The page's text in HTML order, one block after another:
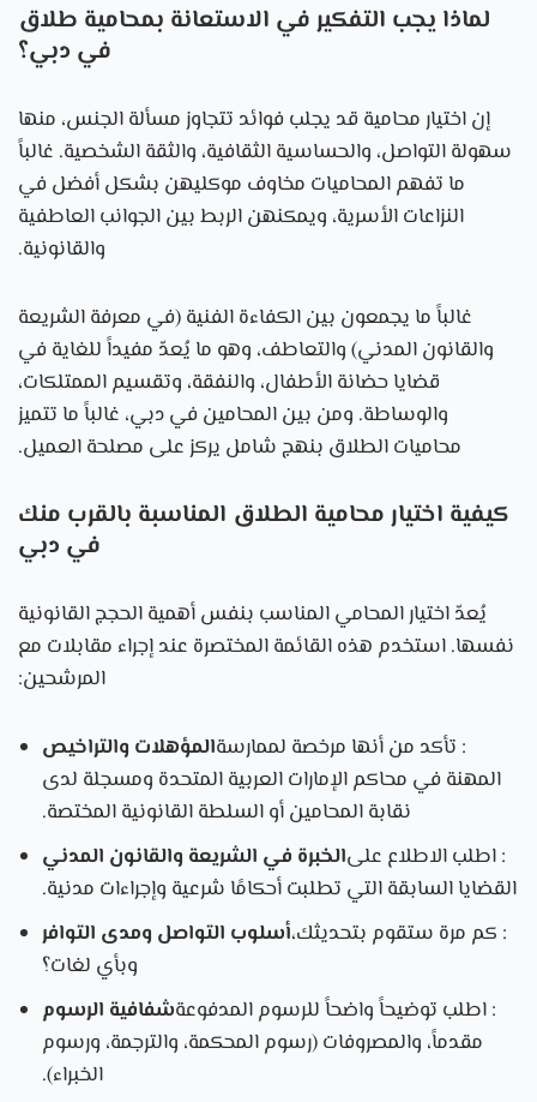
لماذا يجب التفكير في الاستعانة بمحامية طلاق
في دبي؟
إن اختيار محامية قد يجلب فوائد تتجاوز مسألة الجنس، منها
سهولة التواصل، والحساسية الثقافية، والثقة الشخصية. غالباً
ما تفهم المحاميات مخاوف موكليهن بشكل أفضل في
النزاعات الأسرية، ويمكنهن الربط بين الجوانب العاطفية
والقانونية.
غالباً ما يجمعون بين الكفاءة الفنية (في معرفة الشريعة
والقانون المدني) والتعاطف، وهو ما يُعدّ مفيداً للغاية في
قضايا حضانة الأطفال، والنفقة، وتقسيم الممتلكات،
والوساطة. ومن بين المحامين في دبي، غالباً ما تتميز
محاميات الطلاق بنهج شامل يركز على مصلحة العميل.
كيفية اختيار محامية الطلاق المناسبة بالقرب منك
في دبي
يُعدّ اختيار المحامي المناسب بنفس أهمية الحجج القانونية
نفسها. استخدم هذه القائمة المختصرة عند إجراء مقابلات مع
المرشحين:
المؤهلات والتراخيص: تأكد من أنها مرخصة لممارسة
المهنة في محاكم الإمارات العربية المتحدة ومسجلة لدى
نقابة المحامين أو السلطة القانونية المختصة.
الخبرة في الشريعة والقانون المدني: اطلب الاطلاع على
القضايا السابقة التي تطلبت أحكامًا شرعية وإجراءات مدنية.
أسلوب التواصل ومدى التوافر: كم مرة ستقوم بتحديثك،
وبأي لغات؟
شفافية الرسوم: اطلب توضيحاً واضحاً للرسوم المدفوعة
مقدماً، والمصروفات (رسوم المحكمة، والترجمة، ورسوم
الخبراء).